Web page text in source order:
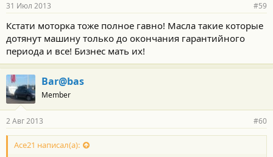
31 Июл 2013 #59
Кстати моторка тоже полное гавно! Масла такие которые
дотянут машину только до окончания гарантийного
периода и все! Бизнес мать их!
Bar@bas
Member
2 Авг 2013 #60
Ace21 написал(а):